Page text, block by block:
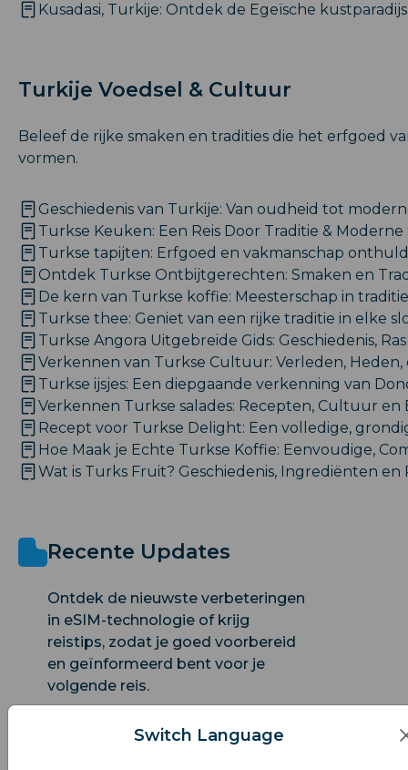
Kusadasi, Turkije: Ontdek de Egeïsche kustparadijs
Turkije Voedsel & Cultuur
Beleef de rijke smaken en tradities die het erfgoed
vormen.
Geschiedenis van Turkije: Van oudheid tot
Turkse Keuken: Een Reis Door Traditie & Moderne
Turkse tapijten: Erfgoed en vakmanschap
Ontdek Turkse Ontbijtgerechten: Smaken en
De kern van Turkse koffie: Meesterschap in
Turkse thee: Geniet van een rijke traditie in elke
Turkse Angora Uitgebreide Gids: Geschiedenis,
Verkennen van Turkse Cultuur: Verleden, Heden,
Turkse ijsjes: Een diepgaande verkenning van
Verkennen Turkse salades: Recepten, Cultuur en
Recept voor Turkse Delight: Een volledige,
Hoe Maak je Echte Turkse Koffie: Eenvoudige,
Wat is Turks Fruit? Geschiedenis, Ingrediënten en
Recente Updates
Ontdek de nieuwste verbeteringen
in eSIM-technologie of krijg
reistips, zodat je goed voorbereid
en geïnformeerd bent voor je
volgende reis.
Ontdek Istanbul, Turkije: Een
Switch Language